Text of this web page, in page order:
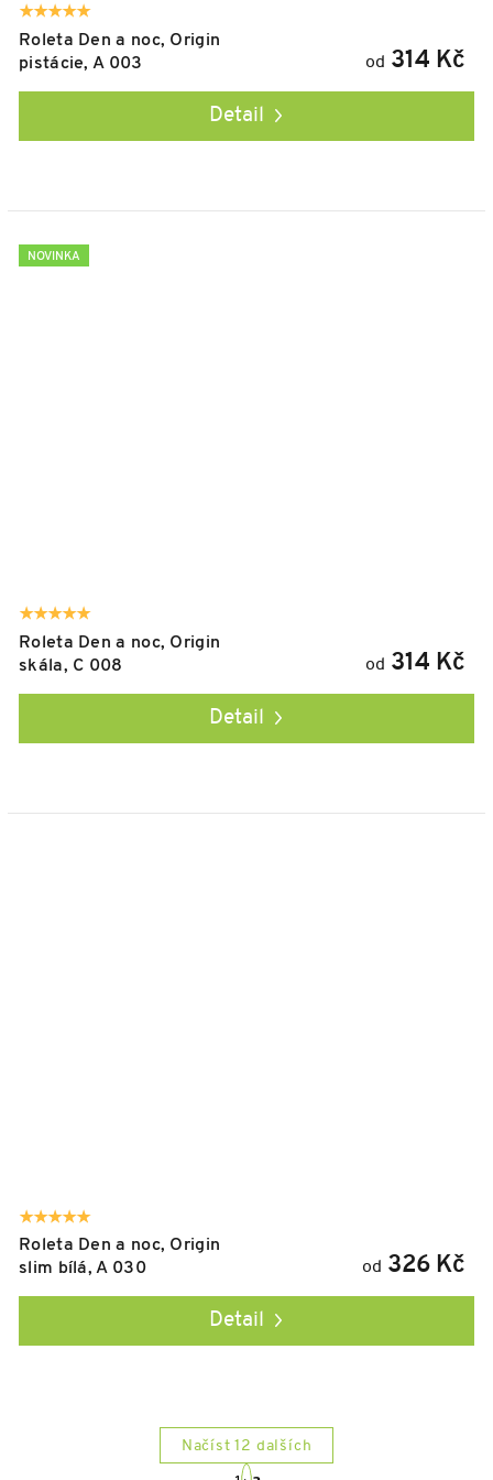
Roleta Den a noc, Origin
pistácie, A 003
od 314 Kč
Detail
NOVINKA
Roleta Den a noc, Origin
skála, C 008
od 314 Kč
Detail
Roleta Den a noc, Origin
slim bílá, A 030
od 326 Kč
Detail
Ovládací prvky výpisu
Načíst 12 dalších
S